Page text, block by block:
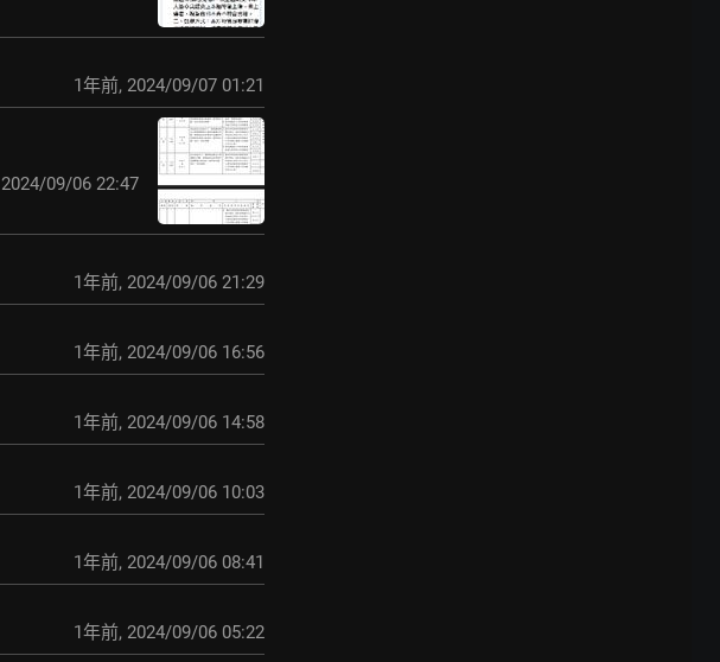
1年前, 2024/09/07 01:21
2024/09/06 22:47
1年前, 2024/09/06 21:29
1年前, 2024/09/06 16:56
1年前, 2024/09/06 14:58
1年前, 2024/09/06 10:03
1年前, 2024/09/06 08:41
1年前, 2024/09/06 05:22